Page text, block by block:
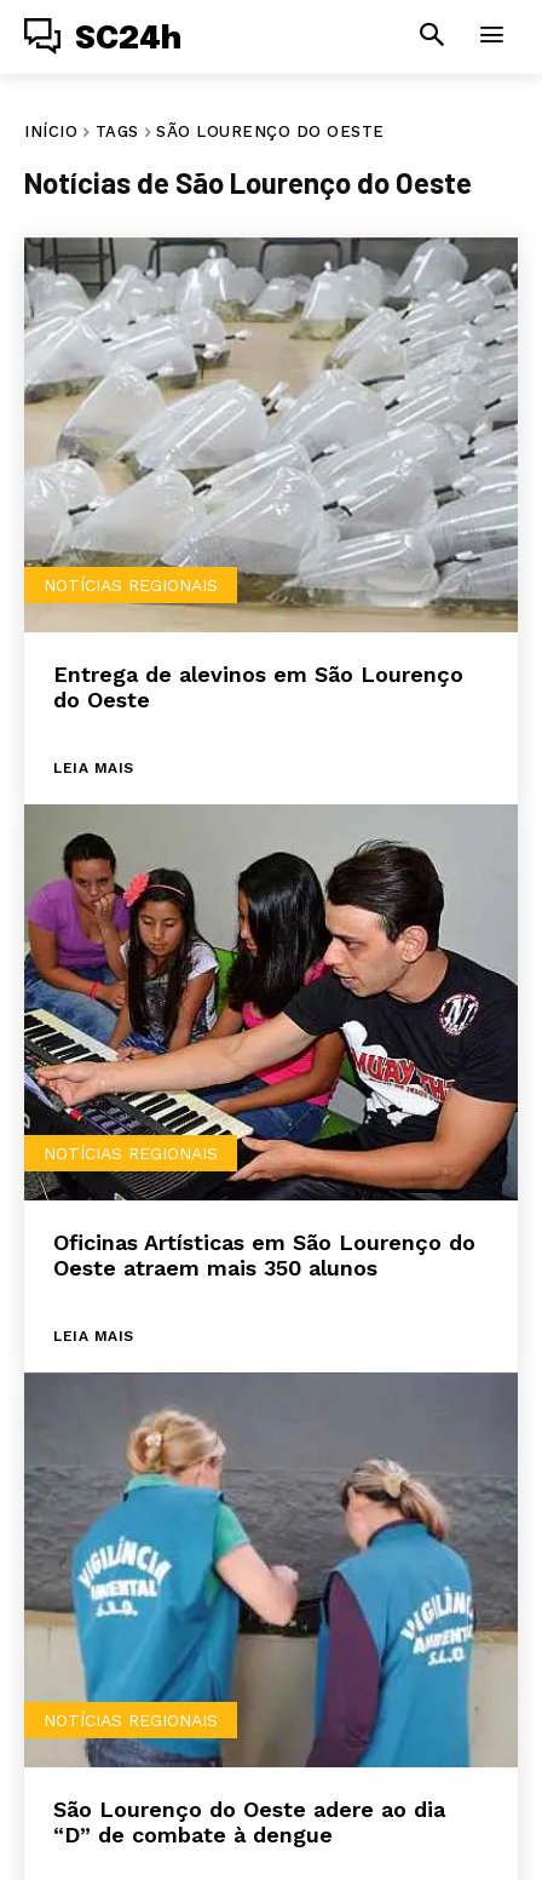
SC24h
INÍCIO TAGS SÃO LOURENÇO DO OESTE
Notícias de São Lourenço do Oeste
NOTÍCIAS REGIONAIS
Entrega de alevinos em São Lourenço
do Oeste
LEIA MAIS
NOTÍCIAS REGIONAIS
Oficinas Artísticas em São Lourenço do
Oeste atraem mais 350 alunos
LEIA MAIS
NOTÍCIAS REGIONAIS
São Lourenço do Oeste adere ao dia
“D” de combate à dengue